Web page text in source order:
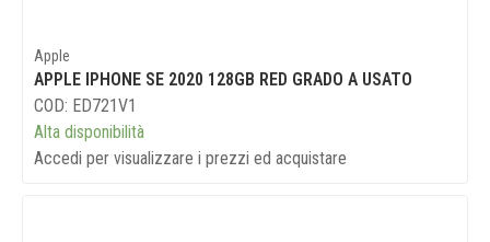
Apple
APPLE IPHONE SE 2020 128GB RED GRADO A USATO
COD: ED721V1
Alta disponibilità
Accedi per visualizzare i prezzi ed acquistare